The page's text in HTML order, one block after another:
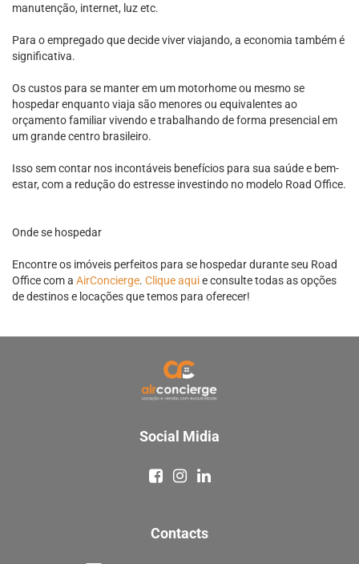
manutenção, internet, luz etc.
Para o empregado que decide viver viajando, a economia também é
significativa.
Os custos para se manter em um motorhome ou mesmo se
hospedar enquanto viaja são menores ou equivalentes ao
orçamento familiar vivendo e trabalhando de forma presencial em
um grande centro brasileiro.
Isso sem contar nos incontáveis benefícios para sua saúde e bem-
estar, com a redução do estresse investindo no modelo Road Office.
Onde se hospedar
Encontre os imóveis perfeitos para se hospedar durante seu Road
Office com a AirConcierge. Clique aquie consulte todas as opções
de destinos e locações que temos para oferecer!
Social Midia
Contacts